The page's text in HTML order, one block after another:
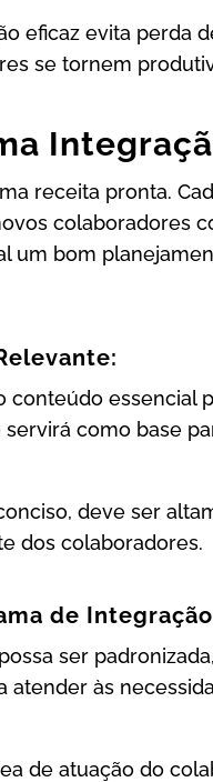
eficaz evita perda
se tornem
receita pronta.
colaboradores
um bom
conteúdo essencial
como base
deve ser
dos colaboradores.
de
ser
às
de atuação do